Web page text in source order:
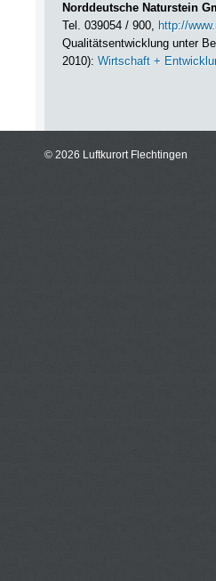
Norddeutsche Naturstein
Tel. 039054 / 900, http://
Qualitätsentwicklung unter
2010): Wirtschaft +
© 2026 Luftkurort Flechtingen